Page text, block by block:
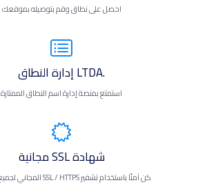
احصل على نطاق وقم بتوصيله بموقعك
.LTDA إدارة النطاق
استمتع بمنصة إدارة اسم النطاق الممتازة
شهادة SSL مجانية
كن آمنًا باستخدام تشفير SSL / HTTPS المجاني لجميع المواقع